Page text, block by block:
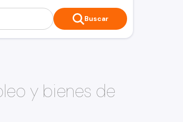
Buscar
y bienes de